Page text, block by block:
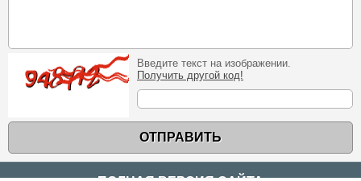
Введите текст на изображении.
Получить другой код!
ОТПРАВИТЬ